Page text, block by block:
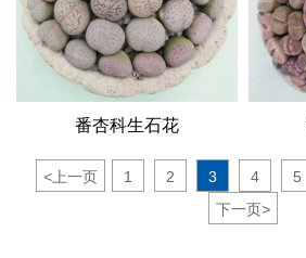
番杏科生石花
< 上一页 1 2 3 4 5
下一页>